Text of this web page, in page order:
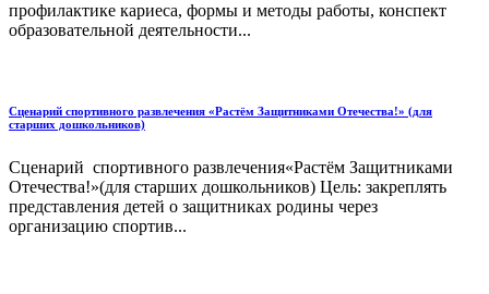
профилактике кариеса, формы и методы работы, конспект
образовательной деятельности...
Сценарий спортивного развлечения «Растём Защитниками Отечества!» (для
старших дошкольников)
Сценарий спортивного развлечения«Растём Защитниками
Отечества!»(для старших дошкольников) Цель: закреплять
представления детей о защитниках родины через
организацию спортив...